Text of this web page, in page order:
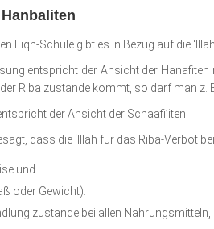
Fiqh-Schule gibt es in Bezug auf die
entspricht der Ansicht der
Riba zustande kommt, so darf man z.
der Ansicht der Schaafi’iten.
dass die ‘Illah für das Riba-Verbot
und
oder Gewicht).
zustande bei allen